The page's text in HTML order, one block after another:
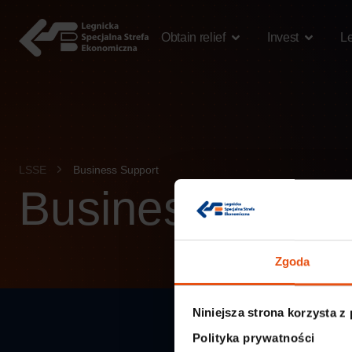
Zgoda
Niniejsza strona korzysta z
Polityka prywatności
Obtain relief Invest
LSSE Business Support
Business